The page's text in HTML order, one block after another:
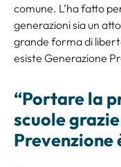
comune. L’ha fatto
generazioni sia un
grande forma di
esiste Generazione
“Portare la
scuole
Prevenzione